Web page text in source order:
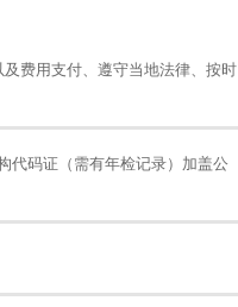
费用支付、遵守当地法律、按时
代码证（需有年检记录）加盖公